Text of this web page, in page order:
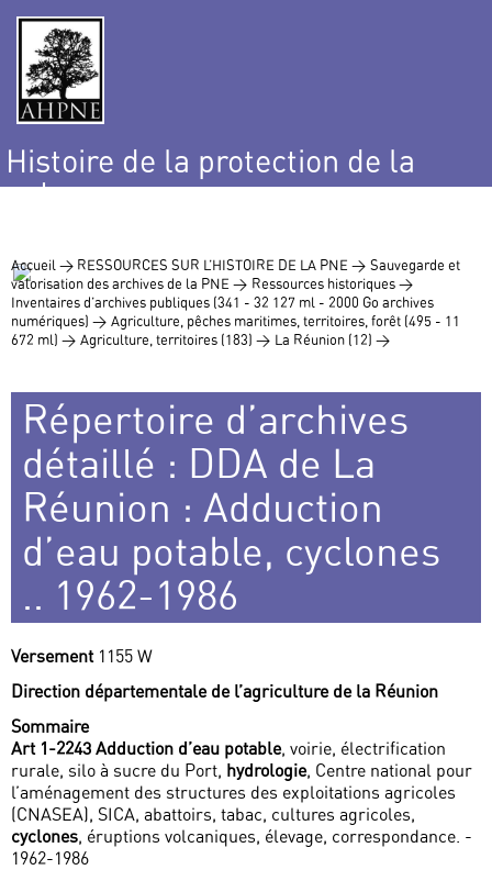
Histoire de la protection de la
nature
Accueil > RESSOURCES SUR L’HISTOIRE DE LA PNE > Sauvegarde et
valorisation des archives de la PNE > Ressources historiques >
Inventaires d’archives publiques (341 - 32 127 ml - 2000 Go archives
numériques) > Agriculture, pêches maritimes, territoires, forêt (495 - 11
672 ml) > Agriculture, territoires (183) > La Réunion (12) >
Répertoire d’archives
détaillé : DDA de La
Réunion : Adduction
d’eau potable, cyclones
.. 1962-1986
Versement1155 W
Direction départementale de l’agriculture de la Réunion
Sommaire
Art 1-2243 Adduction d’eau potable, voirie, électrification
rurale, silo à sucre du Port, hydrologie, Centre national pour
l’aménagement des structures des exploitations agricoles
(CNASEA), SICA, abattoirs, tabac, cultures agricoles,
cyclones, éruptions volcaniques, élevage, correspondance. -
1962-1986